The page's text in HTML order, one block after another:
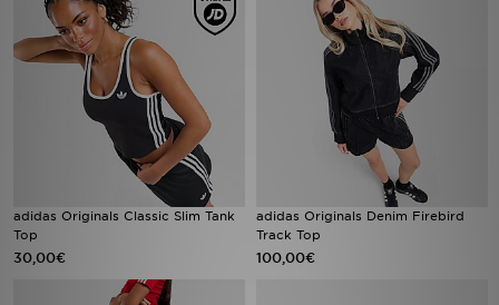
adidas Originals Classic Slim Tank
Top
30,00€
adidas Originals Denim Firebird
Track Top
100,00€